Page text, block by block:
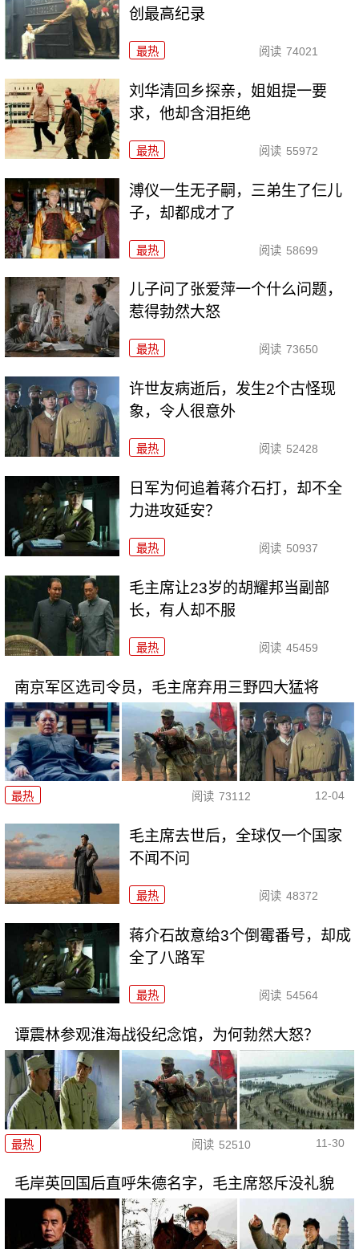
创最高纪录
最热 阅读 74021
刘华清回乡探亲，姐姐提一要
求，他却含泪拒绝
最热 阅读 55972
溥仪一生无子嗣，三弟生了仨儿
子，却都成才了
最热 阅读 58699
儿子问了张爱萍一个什么问题，
惹得勃然大怒
最热 阅读 73650
许世友病逝后，发生2个古怪现
象，令人很意外
最热 阅读 52428
日军为何追着蒋介石打，却不全
力进攻延安？
最热 阅读 50937
毛主席让23岁的胡耀邦当副部
长，有人却不服
最热 阅读 45459
南京军区选司令员，毛主席弃用三野四大猛将
最热 阅读 73112 12-04
毛主席去世后，全球仅一个国家
不闻不问
最热 阅读 48372
蒋介石故意给3个倒霉番号，却成
全了八路军
最热 阅读 54564
谭震林参观淮海战役纪念馆，为何勃然大怒？
最热 阅读 52510 11-30
毛岸英回国后直呼朱德名字，毛主席怒斥没礼貌